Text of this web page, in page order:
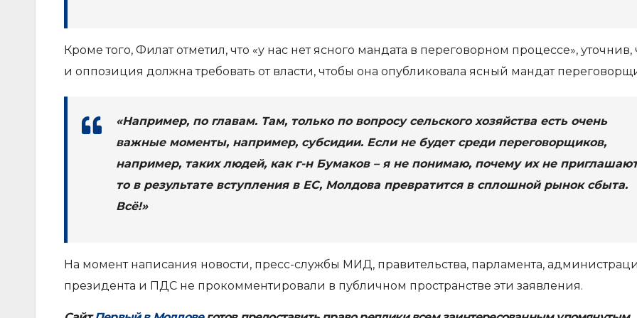
Кроме того, Филат отметил, что «у нас нет ясного мандата в переговорном процессе», уточнив,
и оппозиция должна требовать от власти, чтобы она опубликовала ясный мандат
«Например, по главам. Там, только по вопросу сельского хозяйства есть очень
важные моменты, например, субсидии. Если не будет среди переговорщиков,
например, таких людей, как г-н Бумаков – я не понимаю, почему их не
то в результате вступления в ЕС, Молдова превратится в сплошной рынок сбыта.
Всё!»
На момент написания новости, пресс-службы МИД, правительства, парламента,
президента и ПДС не прокомментировали в публичном пространстве эти заявления.